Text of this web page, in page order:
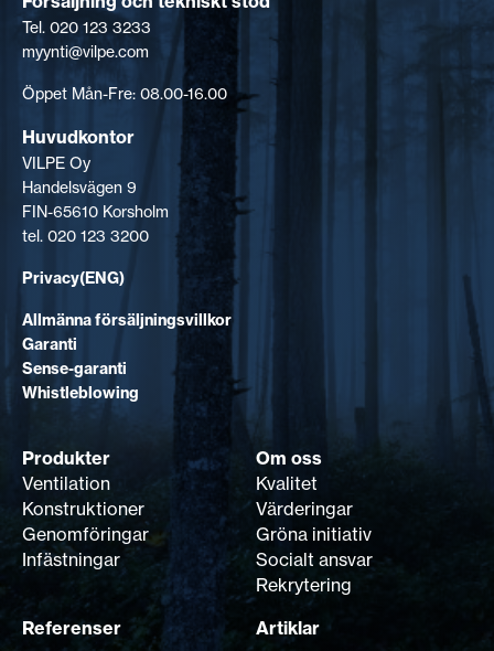
Tel. 020 123 3233
myynti@vilpe.com
Öppet Mån-Fre: 08.00-16.00
Huvudkontor
VILPE Oy
Handelsvägen 9
FIN-65610 Korsholm
tel. 020 123 3200
Privacy(ENG)
Allmänna försäljningsvillkor
Garanti
Sense-garanti
Whistleblowing
Produkter
Ventilation
Konstruktioner
Genomföringar
Infästningar
Om oss
Kvalitet
Värderingar
Gröna initiativ
Socialt ansvar
Rekrytering
Referenser
Artiklar